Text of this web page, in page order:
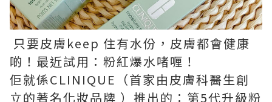
只要皮膚keep 住有水份，皮膚都會健康
啲！最近試用：粉紅爆水啫喱！
佢就係CLINIQUE（首家由皮膚科醫生創
立的著名化妝品牌 ）推出的：第5代升級粉